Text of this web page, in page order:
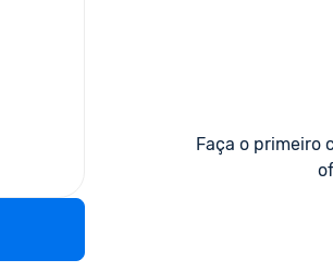
Faça o primeiro